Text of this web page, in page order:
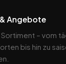
Angebote
– vom
bis hin zu